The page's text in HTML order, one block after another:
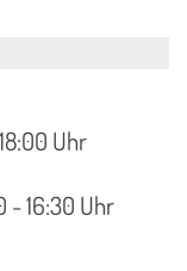
Uhr
- 16:30 Uhr